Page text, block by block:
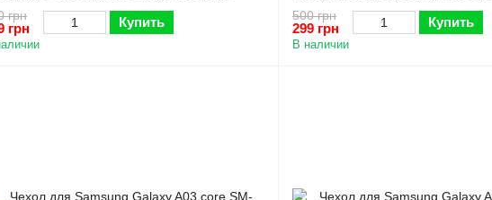
грн
грн Купить
екокожи с подставкой и магнитом
500 грн
299 грн Купить
В наличии